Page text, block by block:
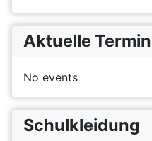
Aktuelle
No events
Schulkleidung